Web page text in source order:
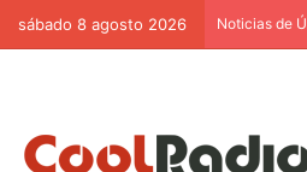
sábado 8 agosto 2026 Noticias de